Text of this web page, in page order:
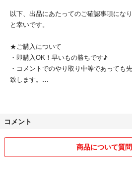
以下、出品にあたってのご確認事項にな
と幸いです。
★ご購入について
・即購入OK！早いもの勝ちです♪
・コメントでのやり取り中等であっても
致します。
★発送について
以内に発送できるよう心掛けております。
・リサイクルとして梱包材を再利用して
コメント
商品について質